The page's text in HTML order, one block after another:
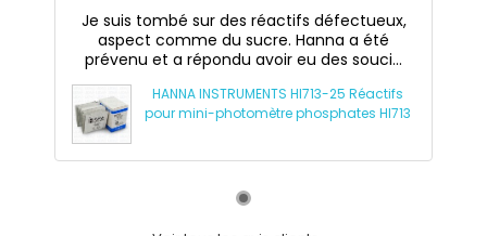
Je suis tombé sur des réactifs défectueux,
aspect comme du sucre. Hanna a été
prévenu et a répondu avoir eu des souci...
HANNA INSTRUMENTS HI713-25 Réactifs
pour mini-photomètre phosphates HI713